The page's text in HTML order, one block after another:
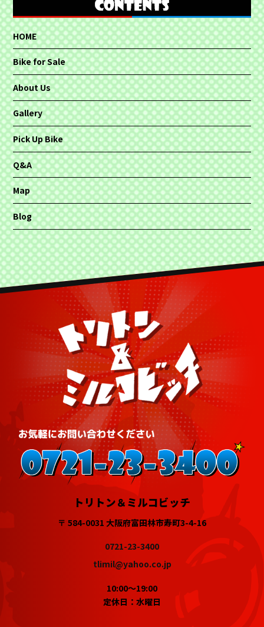
HOME
Bike for Sale
About Us
Gallery
Pick Up Bike
Q&A
Map
Blog
トリトン＆ミルコビッチ
〒 584-0031 大阪府富田林市寿町3-4-16
0721-23-3400
tlimil@yahoo.co.jp
10:00～19:00
定休日：水曜日